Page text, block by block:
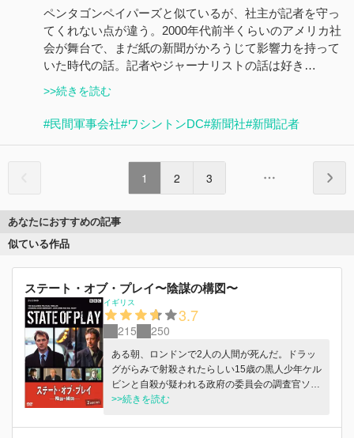
ペンタゴンペイパーズと似ているが、社主が記者を守っ
てくれない点が違う。2000年代前半くらいのアメリカ社
会が舞台で、まだ紙の新聞がかろうじて影響力を持って
いた時代の話。記者やジャーナリストの話は好き…
>>続きを読む
#民間軍事会社#ワシントンDC#新聞社#新聞記者
1 2 3
あなたにおすすめの記事
似ている作品
ステート・オブ・プレイ〜陰謀の構図〜
イギリス
3.7
215 250
ある朝、ロンドンで2人の人間が死んだ。ドラッ
グがらみで射殺されたらしい15歳の黒人少年ケル
ビンと自殺が疑われる政府の委員会の調査官ソニ
ア。ソニアは有力国会議員スティーブンの愛人だ
者カルが、闇に葬られようとしていた真実を探
>>続きを読む